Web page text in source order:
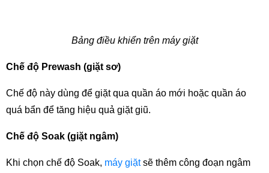
Bảng điều khiển trên máy giặt
Chế độ Prewash (giặt sơ)
Chế độ này dùng để giặt qua quần áo mới hoặc quần áo
quá bẩn để tăng hiệu quả giặt giũ.
Chế độ Soak (giặt ngâm)
Khi chọn chế độ Soak, máy giặt sẽ thêm công đoạn ngâm